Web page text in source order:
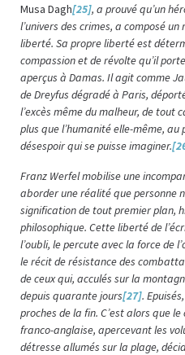
Musa Dagh[25], a prouvé qu’un
l’univers des crimes, a composé
liberté. Sa propre liberté est
compassion et de révolte qu’il
aperçus à Damas. Il agit comme
de Dreyfus dégradé à Paris,
l’excès même du malheur, de tout
plus que l’humanité elle-même,
désespoir qui se puisse imaginer.
Franz Werfel mobilise une
aborder une réalité que personne
signification de tout premier plan,
philosophique. Cette liberté de
l’oubli, le percute avec la force de
le récit de résistance des
de ceux qui, acculés sur la
depuis quarante jours[27].
proches de la fin. C’est alors que
franco-anglaise, apercevant les
détresse allumés sur la plage,